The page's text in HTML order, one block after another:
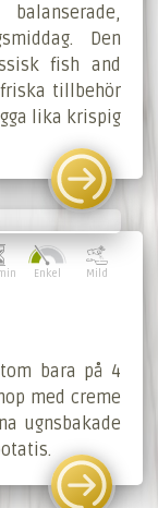
Den
fish and
tillbehör
lika krispig
Enkel Mild
bara på 4
med creme
ugnsbakade